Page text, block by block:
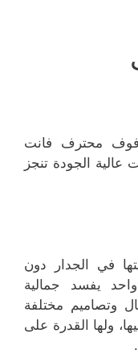
محترف فانت
الجودة تنجز
في الجدار دون
يفسد جمالية
وتصاميم مختلفة
ولها القدرة على